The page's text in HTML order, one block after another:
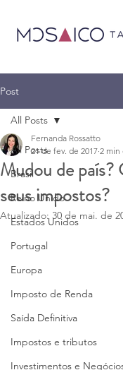
Post
All Posts
Brasil
Reino Unido
Estados Unidos
Portugal
Europa
Imposto de Renda
Saída Definitiva
Impostos e tributos
Investimentos e
All Posts
Mudou de país?
seus impostos?
Fernanda Rossatto
21 de fev. de 2017 2 min
Atualizado: 30 de mai. de